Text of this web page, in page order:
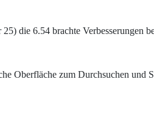
die 6.54 brachte Verbesserungen
Oberfläche zum Durchsuchen